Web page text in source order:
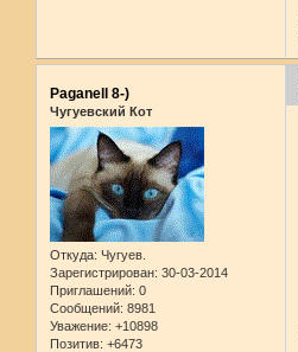
Paganell 8-)
Чугуевский Кот
Откуда: Чугуев.
Зарегистрирован: 30-03-2014
Приглашений: 0
Сообщений: 8981
Уважение: +10898
Позитив: +6473